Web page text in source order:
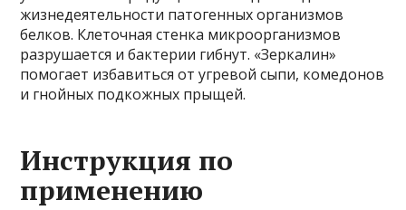
жизнедеятельности патогенных организмов
белков. Клеточная стенка микроорганизмов
разрушается и бактерии гибнут. «Зеркалин»
помогает избавиться от угревой сыпи, комедонов
и гнойных подкожных прыщей.
Инструкция по
применению